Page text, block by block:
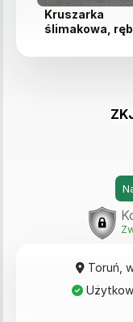
Kruszarka
ślimakowa,
wejściu 15
Toruń,